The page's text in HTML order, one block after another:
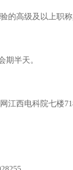
的高级及以上职
期半天。
江西电科院七楼